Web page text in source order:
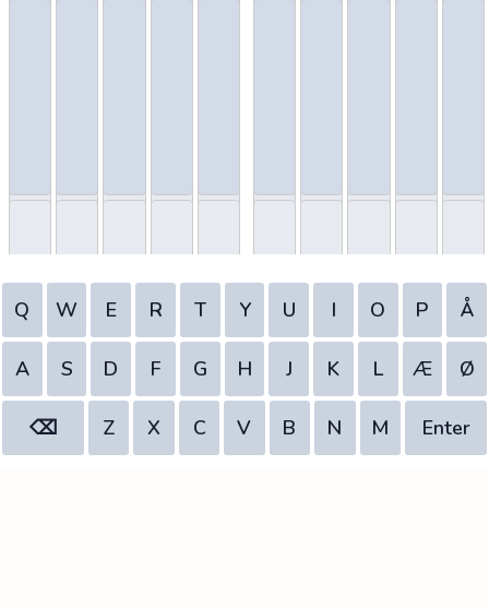
Q W E R T Y U I O P Å
A S D F G H J K L Æ Ø
⌫ Z X C V B N M Enter